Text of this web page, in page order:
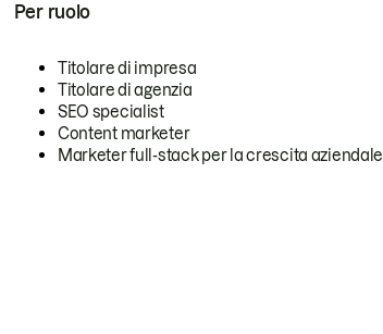
Per ruolo
Titolare di impresa
Titolare di agenzia
SEO specialist
Content marketer
Marketer full-stack per la crescita aziendale